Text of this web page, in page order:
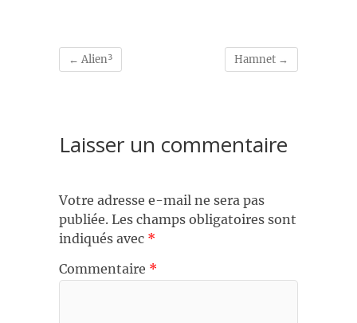
← Alien³ Hamnet →
Laisser un commentaire
Votre adresse e-mail ne sera pas
publiée. Les champs obligatoires sont
indiqués avec *
Commentaire *